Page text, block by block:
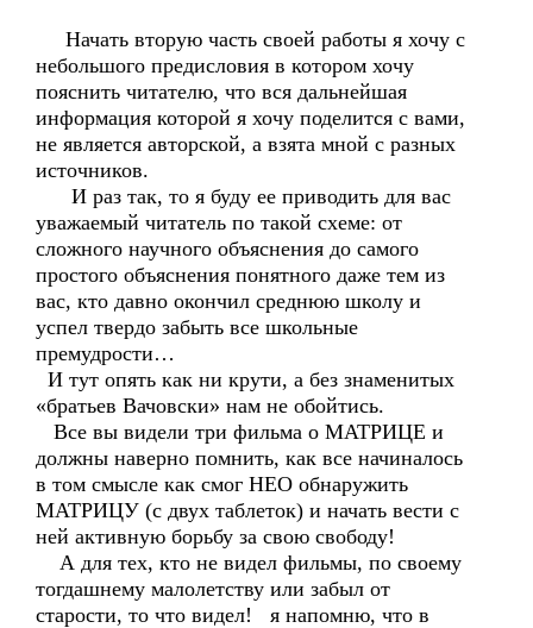
Начать вторую часть своей работы я хочу с
небольшого предисловия в котором хочу
пояснить читателю, что вся дальнейшая
информация которой я хочу поделится с вами,
не является авторской, а взята мной с разных
источников.
И раз так, то я буду ее приводить для вас
уважаемый читатель по такой схеме: от
сложного научного объяснения до самого
простого объяснения понятного даже тем из
вас, кто давно окончил среднюю школу и
успел твердо забыть все школьные
премудрости…
И тут опять как ни крути, а без знаменитых
«братьев Вачовски» нам не обойтись.
Все вы видели три фильма о МАТРИЦЕ и
должны наверно помнить, как все начиналось
в том смысле как смог НЕО обнаружить
МАТРИЦУ (с двух таблеток) и начать вести с
ней активную борьбу за свою свободу!
А для тех, кто не видел фильмы, по своему
тогдашнему малолетству или забыл от
старости, то что видел! я напомню, что в